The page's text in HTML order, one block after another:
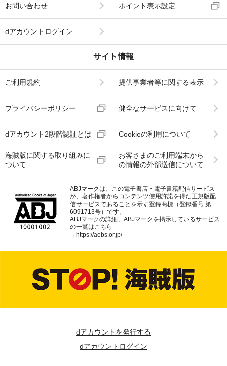
お問い合わせ ポイント表示設定
dアカウントログイン
サイト情報
ご利用規約 提供事業者等に関する表示
プライバシーポリシー 健全なサービスに向けて
dアカウント2段階認証とは Cookieの利用について
海賊版に関する取り組みに
ついて
お客さまのご利用端末から
の情報の外部送信について
ABJマークは、この電子書店・電子書籍配信サービス
が、著作権者からコンテンツ使用許諾を得た正規版配
信サービスであることを示す登録商標（登録番号 第
6091713号）です。
ABJマークの詳細、ABJマークを掲示しているサービス
の一覧はこちら
→https://aebs.or.jp/
dアカウントを発行する
dアカウントログイン